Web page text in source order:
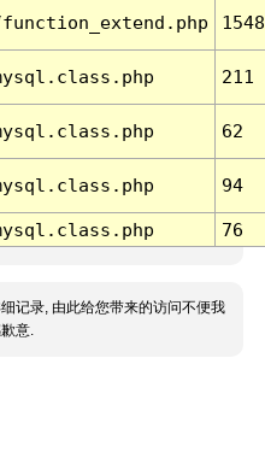
1548
211
62
94
76
记录, 由此给您带来的访问不便我
意.